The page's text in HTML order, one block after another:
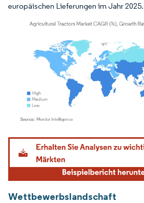
europäischen Lieferungen im Jahr 2025.
Bild © Mordor Intelligence. Wiederverwendung
Wettbewerbslandschaft